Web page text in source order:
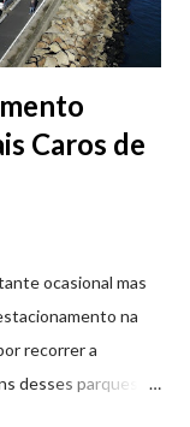
Caros de
ocasional mas
na
recorrer a
desses parques de